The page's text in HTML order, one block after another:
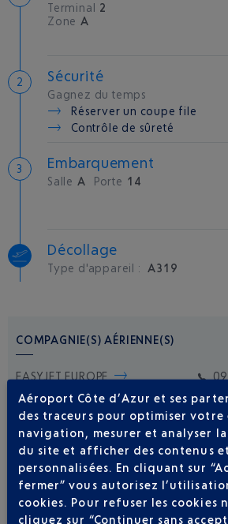
Terminal 2
Zone A
Sécurité
Gagnez du temps
Réserver un coupe file
Contrôle de sûreté
Embarquement
Salle A Porte 14
Décollage
Type d'appareil : A319
COMPAGNIE(S) AÉRIENNE(S)
EASYJET EUROPE
Soyez notifié(e) de
Aéroport Côte d’Azur et ses
des traceurs pour optimiser votre
navigation, mesurer et analyser
du site et afficher des contenus
personnalisées. En cliquant sur
fermer” vous autorisez
cookies. Pour refuser les cookies
cliquez sur “Continuer sans